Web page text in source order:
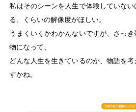
私はそのシーンを人生で体験していな
る、くらいの解像度がほしい。
うまくいくかわかんないですが、さっ
物になって、
どんな人生を生きているのか、物語を
すかね。